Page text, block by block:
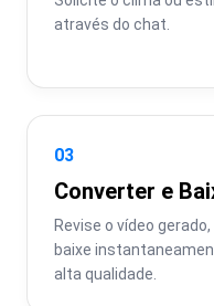
através do chat.
03
Converter e
Revise o vídeo
baixe
alta qualidade.